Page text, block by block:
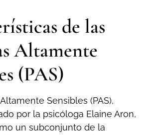
de las
Altamente
(PAS)
Sensibles (PAS),
por la psicóloga Elaine Aron,
un subconjunto de la